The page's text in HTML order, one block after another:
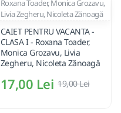
Roxana Toader, Monica Grozavu,
Livia Zegheru, Nicoleta Zănoagă
CAIET PENTRU VACANTA -
CLASA I - Roxana Toader,
Monica Grozavu, Livia
Zegheru, Nicoleta Zănoagă
17,00 Lei 19,00 Lei